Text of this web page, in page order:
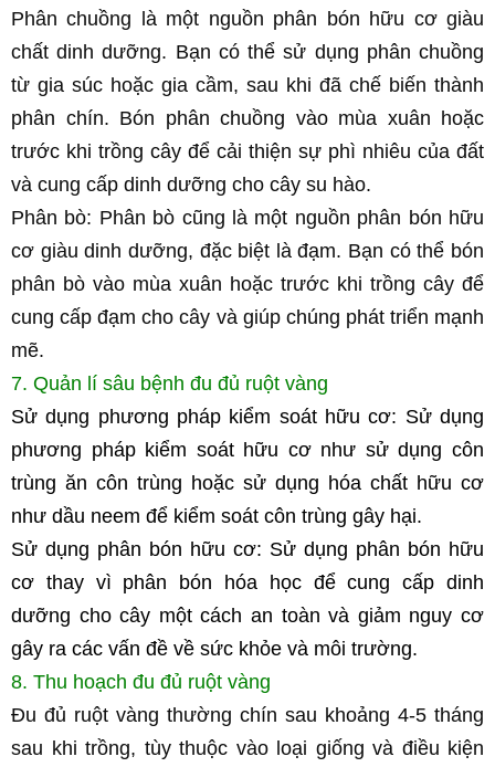
Phân chuồng là một nguồn phân bón hữu cơ giàu
chất dinh dưỡng. Bạn có thể sử dụng phân chuồng
từ gia súc hoặc gia cầm, sau khi đã chế biến thành
phân chín. Bón phân chuồng vào mùa xuân hoặc
trước khi trồng cây để cải thiện sự phì nhiêu của đất
và cung cấp dinh dưỡng cho cây su hào.
Phân bò: Phân bò cũng là một nguồn phân bón hữu
cơ giàu dinh dưỡng, đặc biệt là đạm. Bạn có thể bón
phân bò vào mùa xuân hoặc trước khi trồng cây để
cung cấp đạm cho cây và giúp chúng phát triển mạnh
mẽ.
7. Quản lí sâu bệnh đu đủ ruột vàng
Sử dụng phương pháp kiểm soát hữu cơ: Sử dụng
phương pháp kiểm soát hữu cơ như sử dụng côn
trùng ăn côn trùng hoặc sử dụng hóa chất hữu cơ
như dầu neem để kiểm soát côn trùng gây hại.
Sử dụng phân bón hữu cơ: Sử dụng phân bón hữu
cơ thay vì phân bón hóa học để cung cấp dinh
dưỡng cho cây một cách an toàn và giảm nguy cơ
gây ra các vấn đề về sức khỏe và môi trường.
8. Thu hoạch đu đủ ruột vàng
Đu đủ ruột vàng thường chín sau khoảng 4-5 tháng
sau khi trồng, tùy thuộc vào loại giống và điều kiện